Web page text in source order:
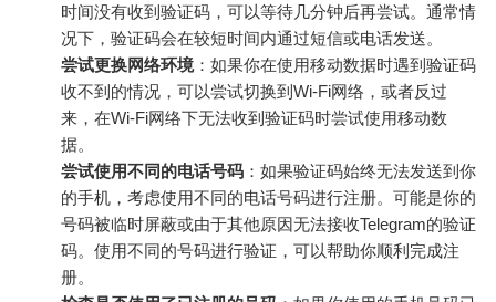
时间没有收到验证码，可以等待几分钟后再尝试。通常情
况下，验证码会在较短时间内通过短信或电话发送。
尝试更换网络环境：如果你在使用移动数据时遇到验证码
收不到的情况，可以尝试切换到Wi-Fi网络，或者反过
来，在Wi-Fi网络下无法收到验证码时尝试使用移动数
据。
尝试使用不同的电话号码 ：如果验证码始终无法发送到你
的手机，考虑使用不同的电话号码进行注册。可能是你的
号码被临时屏蔽或由于其他原因无法接收Telegram的验证
码。使用不同的号码进行验证，可以帮助你顺利完成注
册。